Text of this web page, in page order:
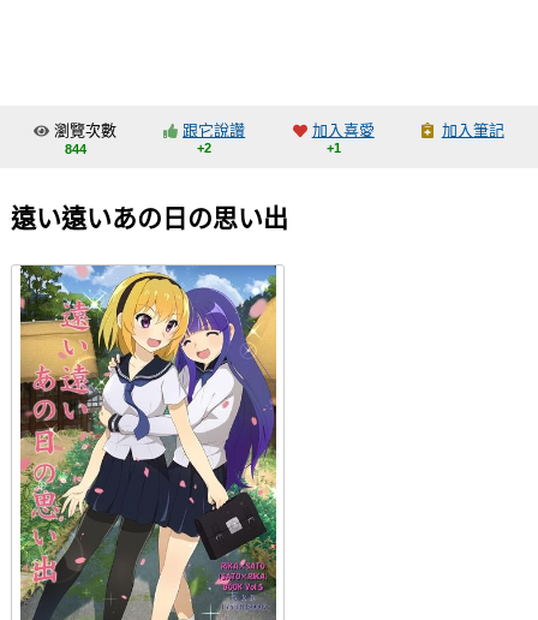
交流中心
會員功能選單
會員中心
註冊會員
登入
瀏覽次數
844
跟它說讚
+2
加入喜愛
+1
加入筆記
遠い遠いあの日の思い出